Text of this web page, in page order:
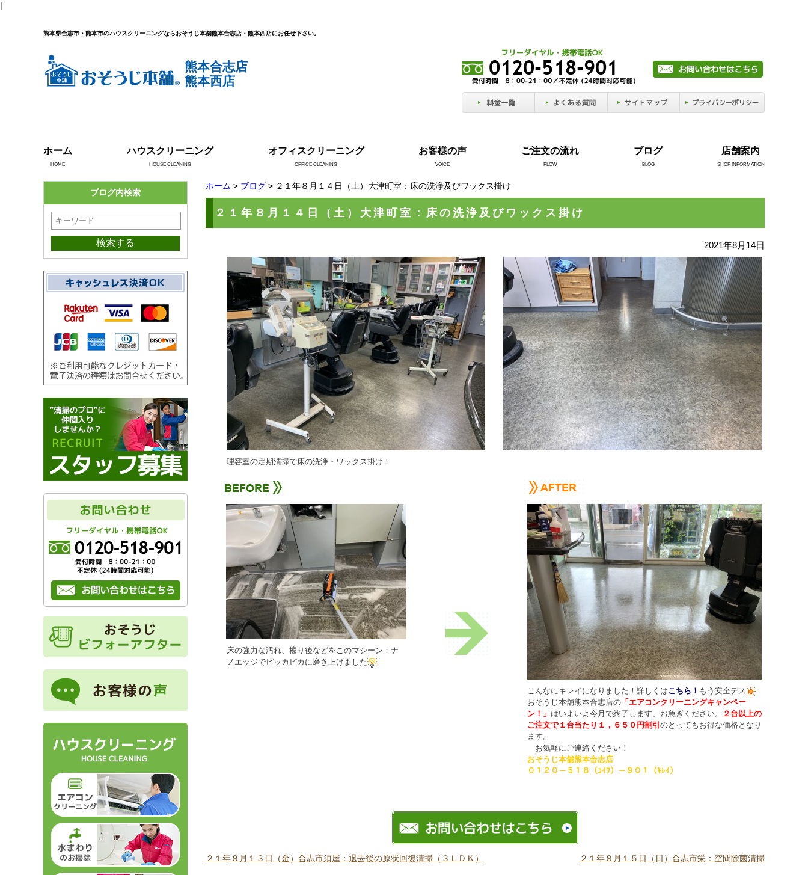
|
熊本県合志市・熊本市のハウスクリーニングならおそうじ本舗熊本合志店・熊本西店にお任せ下さい。
熊本合志店
熊本西店
ホーム
HOME
ハウスクリーニング
HOUSE CLEANING
オフィスクリーニング
OFFICE CLEANING
お客様の声
VOICE
ご注文の流れ
FLOW
ブログ
BLOG
店舗案内
SHOP INFORMATION
ホーム > ブログ > ２１年８月１４日（土）大津町室：床の洗浄及びワックス掛け
２１年８月１４日（土）大津町室：床の洗浄及びワックス掛け
2021年8月14日
理容室の定期清掃で床の洗浄・ワックス掛け！
床の強力な汚れ、擦り後などをこのマシーン：ナ
ノエッジでピッカピカに磨き上げました
こんなにキレイになりました！詳しくはこちら！ もう安全デス
おそうじ本舗熊本合志店の 「エアコンクリーニングキャンペー
ン！」 はいよいよ今月で終了します、お急ぎください。
２台以上の
ご注文で１台当たり１，６５０円割引 のとってもお得な価格となり
ます。
お気軽にご連絡ください！
おそうじ本舗熊本合志店
０１２０－５１８（ｺｲﾜ）－９０１（ｷﾚｲ）
２１年８月１３日（金）合志市須屋：退去後の原状回復清掃（３ＬＤＫ） ２１年８月１５日（日）合志市栄：空間除菌清掃
ブログ内検索